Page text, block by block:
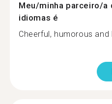
Meu/minha parceiro/a
idiomas é
Cheerful, humorous and